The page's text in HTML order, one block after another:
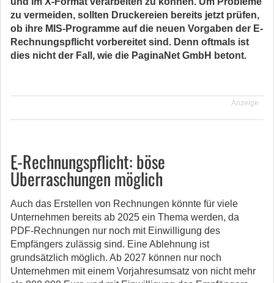
zu vermeiden, sollten Druckereien bereits jetzt prüfen,
ob ihre MIS-Programme auf die neuen Vorgaben der E-
Rechnungspflicht vorbereitet sind. Denn oftmals ist
dies nicht der Fall, wie die PaginaNet GmbH betont.
Anzeige
E-Rechnungspflicht: böse
Überraschungen möglich
Auch das Erstellen von Rechnungen könnte für viele
Unternehmen bereits ab 2025 ein Thema werden, da
PDF-Rechnungen nur noch mit Einwilligung des
Empfängers zulässig sind. Eine Ablehnung ist
grundsätzlich möglich. Ab 2027 können nur noch
Unternehmen mit einem Vorjahresumsatz von nicht mehr